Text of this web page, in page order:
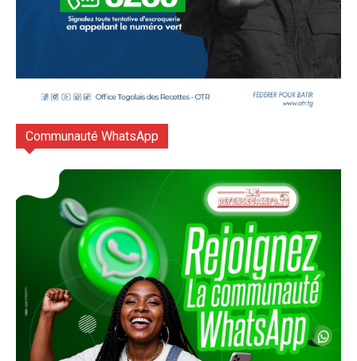
Communauté WhatsApp